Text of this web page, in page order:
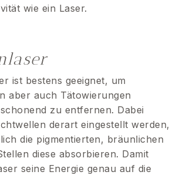
wie ein Laser.
ist bestens geeignet, um
aber auch Tätowierungen
zu entfernen. Dabei
derart eingestellt werden,
die pigmentierten, bräunlichen
diese absorbieren. Damit
seine Energie genau auf die